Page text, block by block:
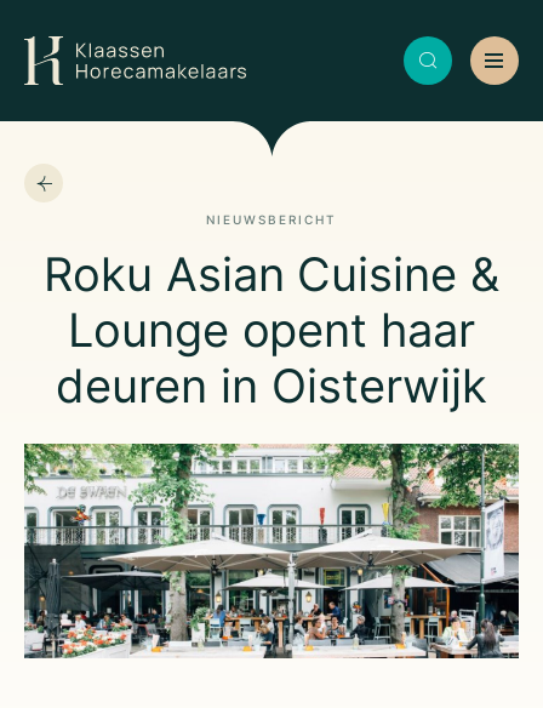
NIEUWSBERICHT
Roku Asian Cuisine &
Lounge opent haar
deuren in Oisterwijk